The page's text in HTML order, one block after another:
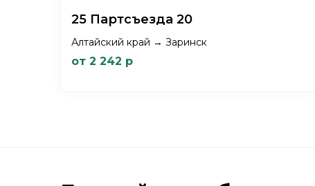
25 Партсъезда 20
Алтайский край → Заринск
от 2 242 р